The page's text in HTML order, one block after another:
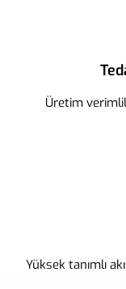
Üretim
Yüksek tanımlı